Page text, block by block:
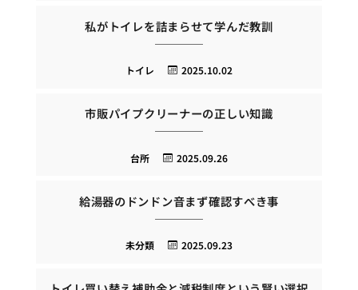
私がトイレを詰まらせて学んだ教訓
2025.10.02
トイレ
市販パイプクリーナーの正しい知識
2025.09.26
台所
給湯器のドンドン音まず確認すべき事
2025.09.23
未分類